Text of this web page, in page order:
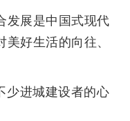
展是中国式现代
好生活的向往、
进城建设者的心